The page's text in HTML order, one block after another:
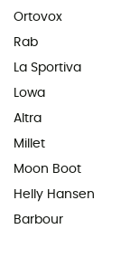
Ortovox
Rab
La Sportiva
Lowa
Altra
Millet
Moon Boot
Helly Hansen
Barbour